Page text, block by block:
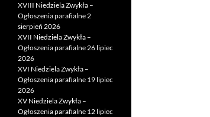
XVIII Niedziela Zwykła –
Ogłoszenia parafialne 2
sierpień 2026
XVII Niedziela Zwykła –
Ogłoszenia parafialne 26 lipiec
2026
XVI Niedziela Zwykła –
Ogłoszenia parafialne 19 lipiec
2026
XV Niedziela Zwykła –
Ogłoszenia parafialne 12 lipiec